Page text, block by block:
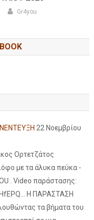
Gr4you
22 Νοεμβρίου
Ορτετζάτος
με τα άλυκα πεύκα -
. Video παράστασης:
Η ΠΑΡΑΣΤΑΣΗ
τα βήματα του